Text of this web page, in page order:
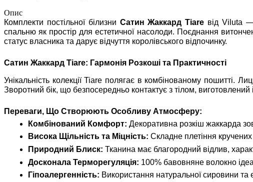
Опис
Комплекти постільної білизни Сатин Жаккард Tiare від Viluta —
спальню як простір для естетичної насолоди. Поєднання
статус власника та дарує відчуття королівського відпочинку.
Сатин Жаккард Tiare: Гармонія Розкоші та Практичності
Унікальність колекції Tiare полягає в комбінованому
Зворотний бік, що безпосередньо контактує з тілом, виготовлений
Переваги, Що Створюють Особливу Атмосферу:
Комбінований Комфорт: Декоративна розкіш жаккарда
Висока Щільність та Міцність: Складне плетіння
Природний Блиск: Тканина має благородний відлив,
Досконала Терморегуляція: 100% бавовняне волокно
Гіпоалергенність: Використання натуральної сировини та